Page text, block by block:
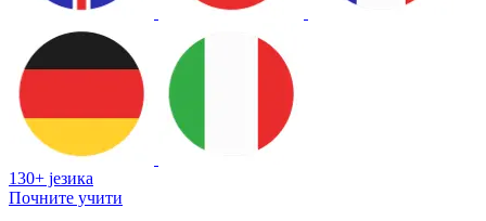
130+ језика
Почните учити